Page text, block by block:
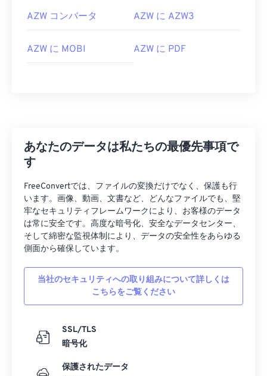
AZW コンバータ AZW に AZW3
AZW に MOBI AZW に PDF
あなたのデータは私たちの最優先事項で
す
FreeConvertでは、ファイルの変換だけでなく、保護も行
います。画像、動画、文書など、どんなファイルでも、堅
牢なセキュリティフレームワークにより、お客様のデータ
は常に安全です。高度な暗号化、安全なデータセンター、
そして綿密な監視体制により、データの安全性をあらゆる
側面から確保しています。
当社のセキュリティへの取り組みについて詳しくは
こちらをご覧ください
SSL/TLS
暗号化
保護されたデータ